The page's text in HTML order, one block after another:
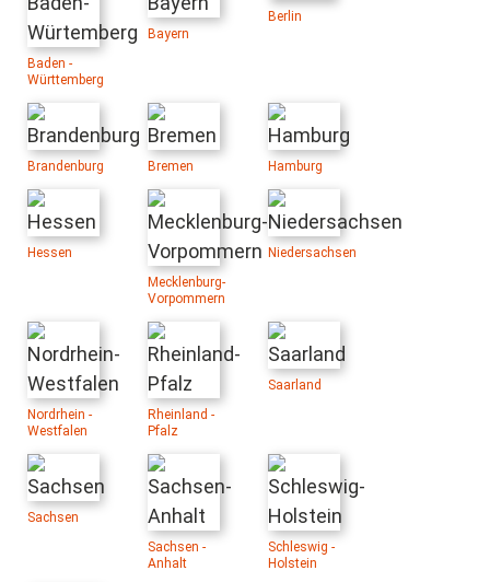
Baden -
Württemberg
Bayern
Berlin
Brandenburg Bremen Hamburg
Hessen
Mecklenburg-
Vorpommern
Niedersachsen
Nordrhein -
Westfalen
Rheinland -
Pfalz
Saarland
Sachsen
Sachsen -
Anhalt
Schleswig -
Holstein